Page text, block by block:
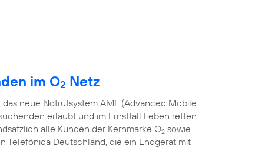
im O2 Netz
neue Notrufsystem AML (Advanced Mobile
erlaubt und im Ernstfall Leben retten
alle Kunden der Kernmarke O2 sowie
Telefónica Deutschland, die ein Endgerät mit